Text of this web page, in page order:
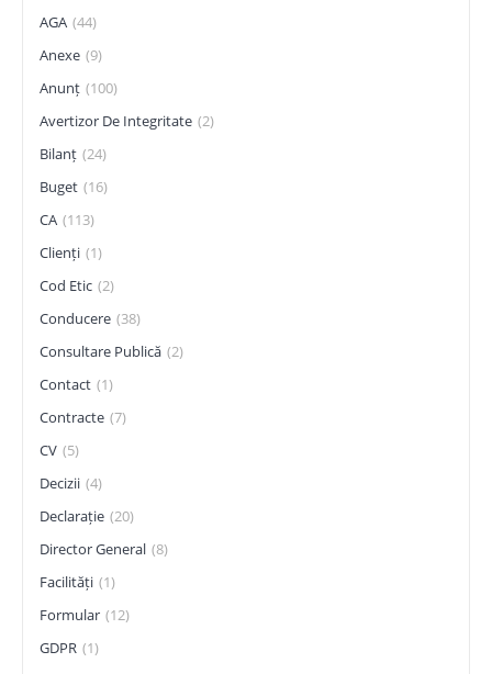
AGA (44)
Anexe (9)
Anunț (100)
Avertizor De Integritate (2)
Bilanț (24)
Buget (16)
CA (113)
Clienți (1)
Cod Etic (2)
Conducere (38)
Consultare Publică (2)
Contact (1)
Contracte (7)
CV (5)
Decizii (4)
Declarație (20)
Director General (8)
Facilități (1)
Formular (12)
GDPR (1)